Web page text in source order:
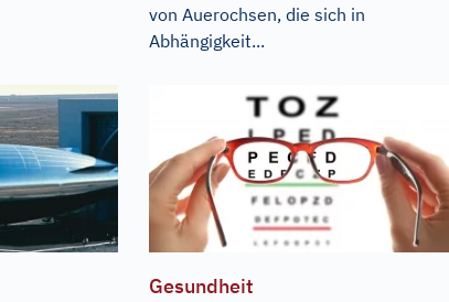
von Auerochsen, die sich in
Abhängigkeit...
Gesundheit